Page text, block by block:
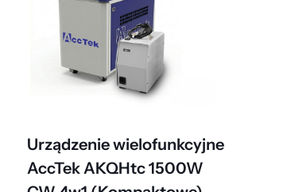
Urządzenie wielofunkcyjne
AccTek AKQHtc 1500W